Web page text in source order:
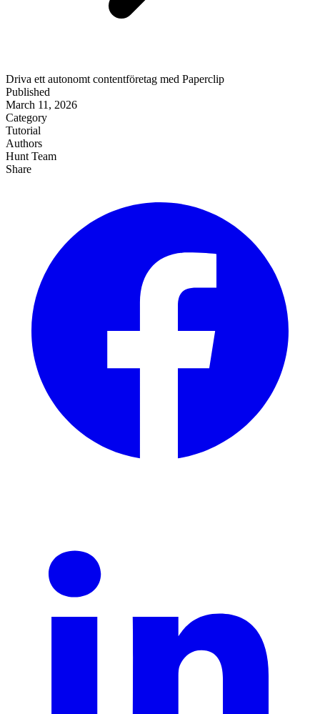
Driva ett autonomt contentföretag med Paperclip
Published
March 11, 2026
Category
Tutorial
Authors
Hunt Team
Share